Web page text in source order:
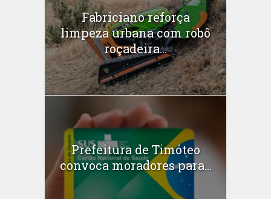
Fabriciano reforça
limpeza urbana com robô
roçadeira...
Prefeitura de Timóteo
convoca moradores para...